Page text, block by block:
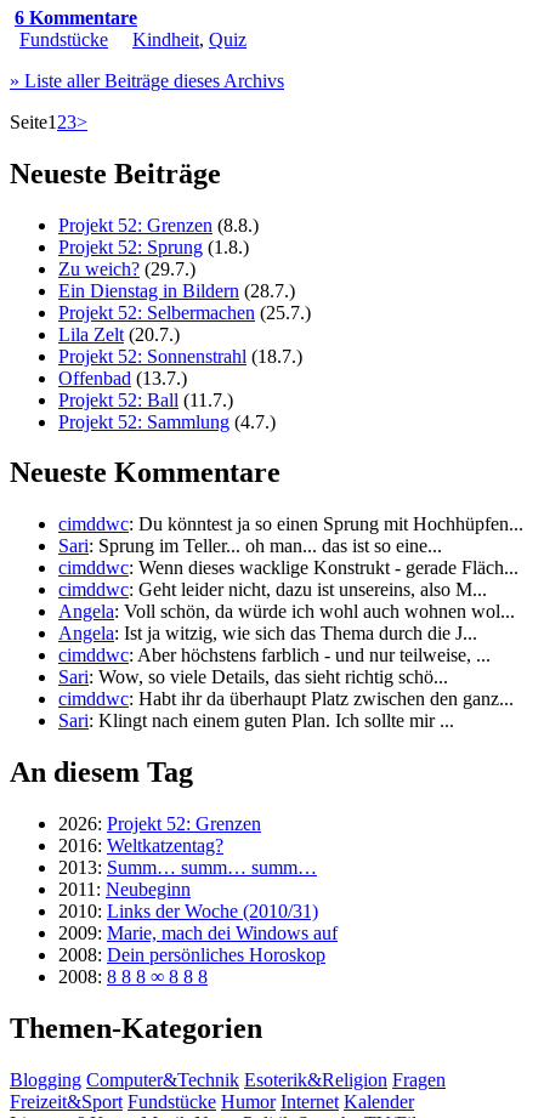
6 Kommentare
Fundstücke
Kindheit, Quiz
» Liste aller Beiträge dieses Archivs
Seite1 23>
Neueste Beiträge
Projekt 52: Grenzen (8.8.)
Projekt 52: Sprung (1.8.)
Zu weich? (29.7.)
Ein Dienstag in Bildern (28.7.)
Projekt 52: Selbermachen (25.7.)
Lila Zelt (20.7.)
Projekt 52: Sonnenstrahl (18.7.)
Offenbad (13.7.)
Projekt 52: Ball (11.7.)
Projekt 52: Sammlung (4.7.)
Neueste Kommentare
cimddwc: Du könntest ja so einen Sprung mit Hochhüpfen...
Sari: Sprung im Teller... oh man... das ist so eine...
cimddwc: Wenn dieses wacklige Konstrukt - gerade Fläch...
cimddwc: Geht leider nicht, dazu ist unsereins, also M...
Angela: Voll schön, da würde ich wohl auch wohnen wol...
Angela: Ist ja witzig, wie sich das Thema durch die J...
cimddwc: Aber höchstens farblich - und nur teilweise, ...
Sari: Wow, so viele Details, das sieht richtig schö...
cimddwc: Habt ihr da überhaupt Platz zwischen den ganz...
Sari: Klingt nach einem guten Plan. Ich sollte mir ...
An diesem Tag
2026: Projekt 52: Grenzen
2016: Weltkatzentag?
2013: Summ… summ… summ…
2011: Neubeginn
2010: Links der Woche (2010/31)
2009: Marie, mach dei Windows auf
2008: Dein persönliches Horoskop
2008: 8 8 8 ∞ 8 8 8
Themen-Kategorien
Blogging Computer&Technik Esoterik&Religion Fragen
Freizeit&Sport Fundstücke Humor Internet Kalender